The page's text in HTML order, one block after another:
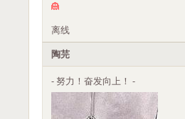
离线
陶芫
- 努力！奋发向上！ -